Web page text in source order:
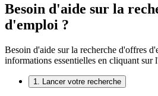
Besoin d'aide sur la
d'emploi ?
Besoin d'aide sur la recherche d'offres
informations essentielles en cliquant sur
1. Lancer votre recherche